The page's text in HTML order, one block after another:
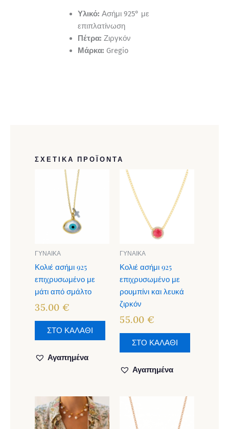
Υλικό: Ασήμι 925° με
επιπλατίνωση
Πέτρα: Ζιργκόν
Μάρκα: Gregio
ΣΧΕΤΙΚΆ ΠΡΟΪΌΝΤΑ
ΓΥΝΑΙΚΑ
Κολιέ ασήμι 925
επιχρυσωμένο με
μάτι από σμάλτο
35.00 €
ΣΤΟ ΚΑΛΑΘΙ
Αγαπημένα
ΓΥΝΑΙΚΑ
Κολιέ ασήμι 925
επιχρυσωμένο με
ρουμπίνι και λευκά
ζιρκόν
55.00 €
ΣΤΟ ΚΑΛΑΘΙ
Αγαπημένα